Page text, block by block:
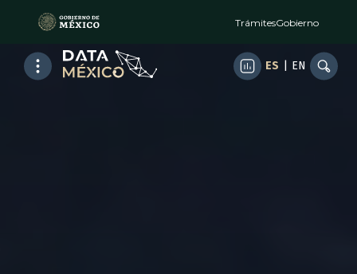
TrámitesGobierno
ES EN